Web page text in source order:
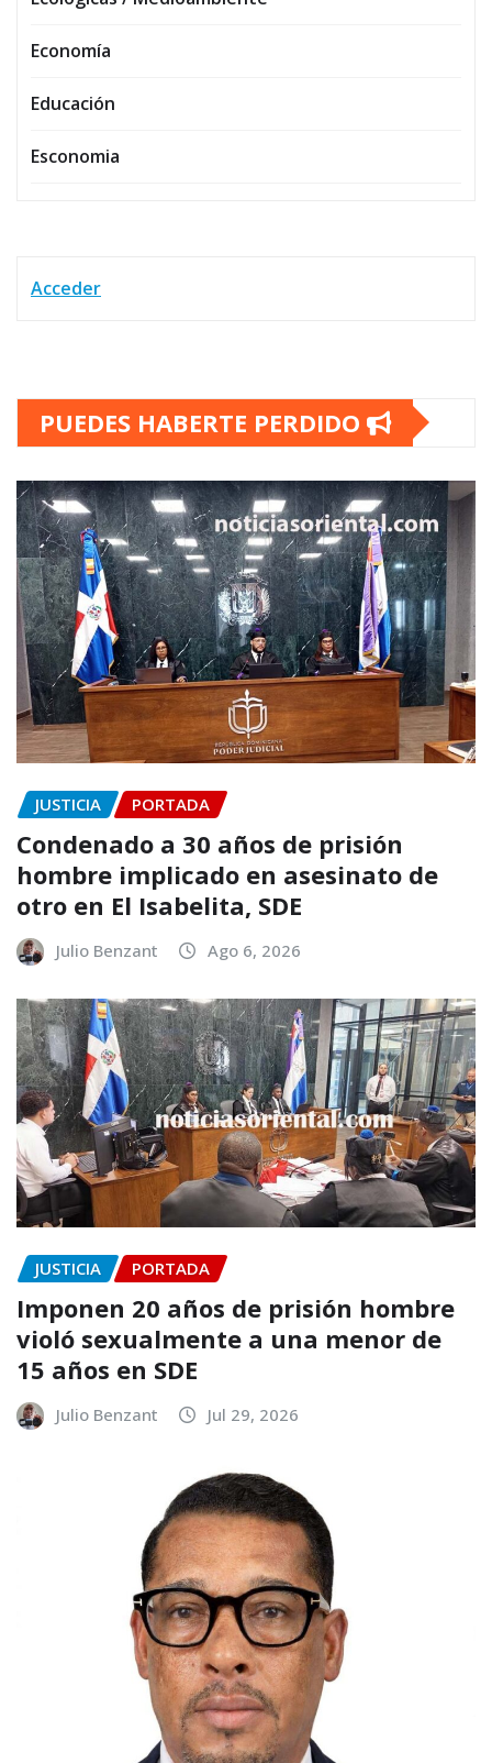
Economía
Educación
Esconomia
Acceder
PUEDES HABERTE PERDIDO
JUSTICIA PORTADA
Condenado a 30 años de prisión
hombre implicado en asesinato de
otro en El Isabelita, SDE
Julio Benzant Ago 6, 2026
JUSTICIA PORTADA
Imponen 20 años de prisión hombre
violó sexualmente a una menor de
15 años en SDE
Julio Benzant Jul 29, 2026